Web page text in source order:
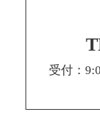
受付：